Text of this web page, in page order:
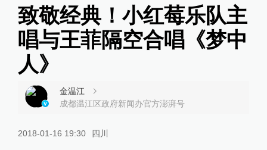
致敬经典！小红莓乐队主
唱与王菲隔空合唱《梦中
人》
金温江
成都温江区政府新闻办官方澎湃号
2018-01-16 19:30 四川